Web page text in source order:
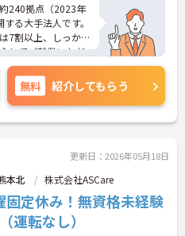
240拠点（2023年
る大手法人です。
7割以上、しっか
してご就業いただ
ている方に、手を
がいのあるお仕事
、希望休制度もあ
すい環境です。ご
トなど、さらに詳
無料 紹介してもらう
更新日：2026年05月18日
本北 株式会社ASCare
固定休み！無資格未経験
転なし）